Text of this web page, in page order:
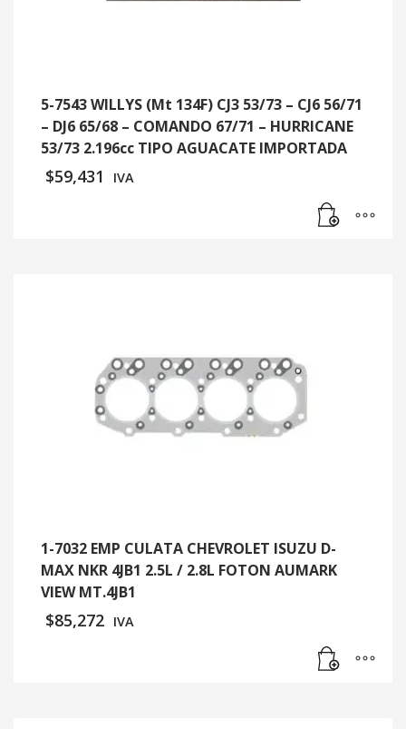
5-7543 WILLYS (Mt 134F) CJ3 53/73 – CJ6 56/71
– DJ6 65/68 – COMANDO 67/71 – HURRICANE
53/73 2.196cc TIPO AGUACATE IMPORTADA
$59,431 IVA
1-7032 EMP CULATA CHEVROLET ISUZU D-
MAX NKR 4JB1 2.5L / 2.8L FOTON AUMARK
VIEW MT.4JB1
$85,272 IVA